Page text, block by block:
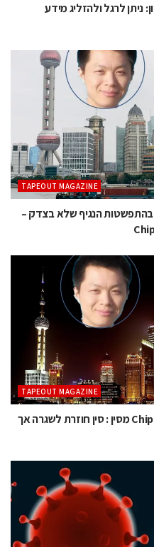
ניתן לרגל ולהזליג מידע
TAPEOUT MAGAZINE
הנגיף שלא בצדק –
TAPEOUT MAGAZINE
משבר הקורונה: דיווח מיוחד ל- Chiportal מסין : סין חוזרת לשגרה אך